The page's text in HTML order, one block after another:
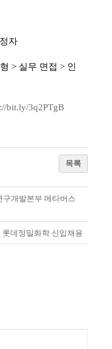
자
> 실무 면접 > 인
bit.ly/3q2PTgB
목록
개발본부 메타버스
데정밀화학 신입채용